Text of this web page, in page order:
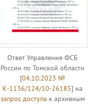
Ответ Управления ФСБ
России по Томской области
[04.10.2023 №
К-1136/124/10-26185] на
запрос доступа к архивным